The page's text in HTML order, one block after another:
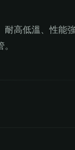
高低溫、性能